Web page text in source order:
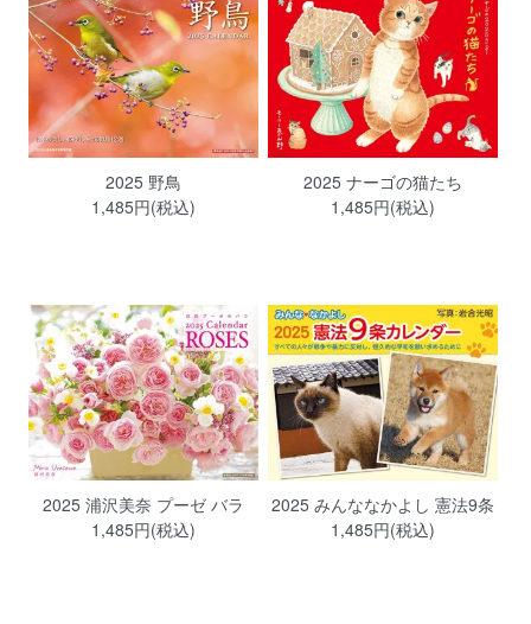
2025 野鳥
1,485円(税込)
2025 ナーゴの猫たち
1,485円(税込)
2025 浦沢美奈 プーゼ バラ
1,485円(税込)
2025 みんななかよし 憲法9条
1,485円(税込)